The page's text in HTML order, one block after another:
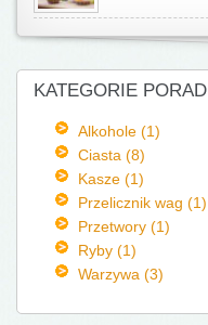
KATEGORIE PORAD
Alkohole (1)
Ciasta (8)
Kasze (1)
Przelicznik wag (1)
Przetwory (1)
Ryby (1)
Warzywa (3)